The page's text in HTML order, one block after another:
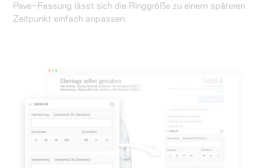
Pavé-Fassung lässt sich die Ringgröße zu einem späteren
Zeitpunkt einfach anpassen.